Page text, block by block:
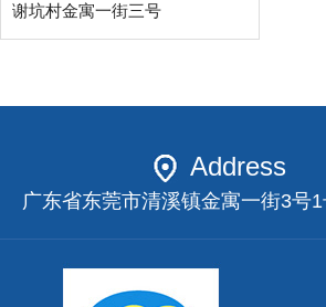
谢坑村金寓一街三号
Address
广东省东莞市清溪镇金寓一街3号